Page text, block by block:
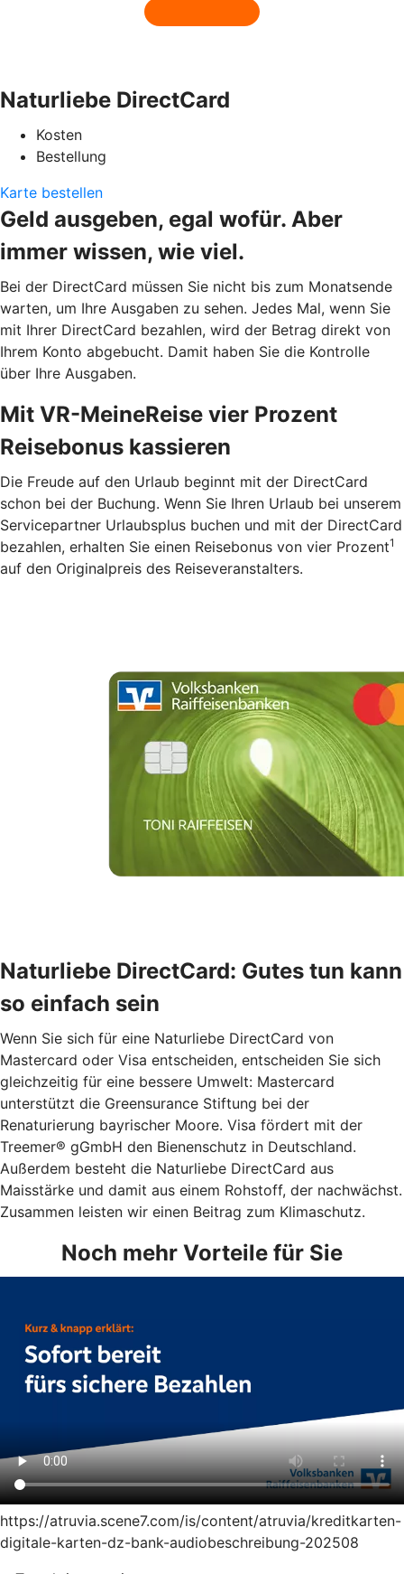
Naturliebe DirectCard
Kosten
Bestellung
Karte bestellen
Geld ausgeben, egal wofür. Aber
immer wissen, wie viel.
Bei der DirectCard müssen Sie nicht bis zum Monatsende
warten, um Ihre Ausgaben zu sehen. Jedes Mal, wenn Sie
mit Ihrer DirectCard bezahlen, wird der Betrag direkt von
Ihrem Konto abgebucht. Damit haben Sie die Kontrolle
über Ihre Ausgaben.
Mit VR-MeineReise vier Prozent
Reisebonus kassieren
Die Freude auf den Urlaub beginnt mit der DirectCard
schon bei der Buchung. Wenn Sie Ihren Urlaub bei unserem
Servicepartner Urlaubsplus buchen und mit der DirectCard
bezahlen, erhalten Sie einen Reisebonus von vier Prozent1
auf den Originalpreis des Reiseveranstalters.
Naturliebe DirectCard: Gutes tun kann
so einfach sein
Wenn Sie sich für eine Naturliebe DirectCard von
Mastercard oder Visa entscheiden, entscheiden Sie sich
gleichzeitig für eine bessere Umwelt: Mastercard
unterstützt die Greensurance Stiftung bei der
Renaturierung bayrischer Moore. Visa fördert mit der
Treemer® gGmbH den Bienenschutz in Deutschland.
Außerdem besteht die Naturliebe DirectCard aus
Maisstärke und damit aus einem Rohstoff, der nachwächst.
Zusammen leisten wir einen Beitrag zum Klimaschutz.
Noch mehr Vorteile für Sie
https://atruvia.scene7.com/is/content/atruvia/kreditkarten-
digitale-karten-dz-bank-audiobeschreibung-202508